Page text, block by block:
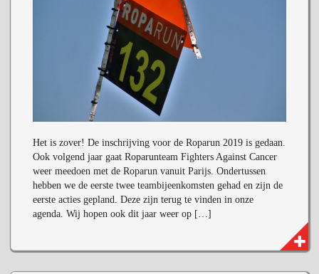
Het is zover! De inschrijving voor de Roparun 2019 is gedaan.
Ook volgend jaar gaat Roparunteam Fighters Against Cancer
weer meedoen met de Roparun vanuit Parijs. Ondertussen
hebben we de eerste twee teambijeenkomsten gehad en zijn de
eerste acties gepland. Deze zijn terug te vinden in onze
agenda. Wij hopen ook dit jaar weer op […]